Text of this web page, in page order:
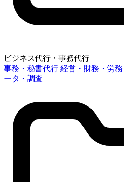
ビジネス代行・事務代行
事務・秘書代行 経営・財務・労務
ータ・調査